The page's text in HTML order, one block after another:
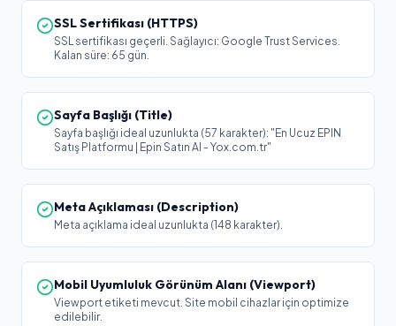
SSL Sertifikası (HTTPS)
SSL sertifikası geçerli. Sağlayıcı: Google Trust Services.
Kalan süre: 65 gün.
Sayfa Başlığı (Title)
Sayfa başlığı ideal uzunlukta (57 karakter): "En Ucuz EPIN
Satış Platformu | Epin Satın Al - Yox.com.tr"
Meta Açıklaması (Description)
Meta açıklama ideal uzunlukta (148 karakter).
Mobil Uyumluluk Görünüm Alanı (Viewport)
Viewport etiketi mevcut. Site mobil cihazlar için optimize
edilebilir.